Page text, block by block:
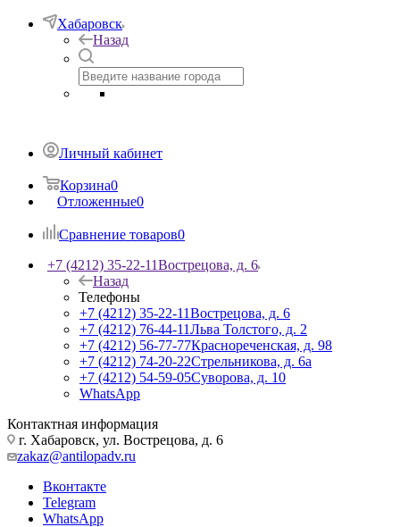
Хабаровск
Назад
Личный кабинет
Корзина0
Отложенные0
Сравнение товаров0
+7 (4212) 35-22-11Вострецова, д. 6
Назад
Телефоны
+7 (4212) 35-22-11Вострецова, д. 6
+7 (4212) 76-44-11Льва Толстого, д. 2
+7 (4212) 56-77-77Краснореченская, д. 98
+7 (4212) 74-20-22Стрельникова, д. 6а
+7 (4212) 54-59-05Суворова, д. 10
WhatsApp
Контактная информация
г. Хабаровск, ул. Вострецова, д. 6
zakaz@antilopadv.ru
Вконтакте
Telegram
WhatsApp